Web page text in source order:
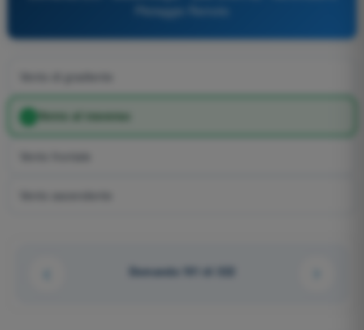
Vento al traverso
Domanda 191 di 322